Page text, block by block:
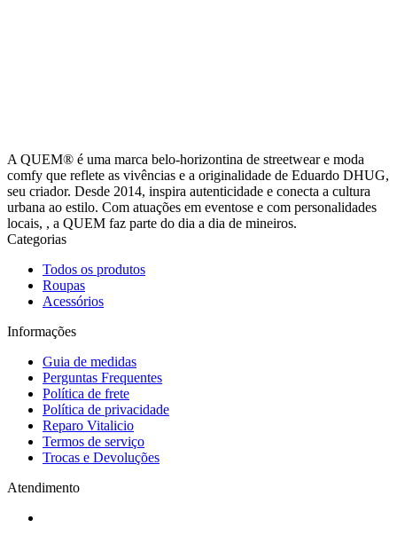
A QUEM® é uma marca belo-horizontina de streetwear e moda
comfy que reflete as vivências e a originalidade de Eduardo DHUG,
seu criador. Desde 2014, inspira autenticidade e conecta a cultura
urbana ao estilo. Com atuações em eventose e com personalidades
locais, , a QUEM faz parte do dia a dia de mineiros.
Categorias
Todos os produtos
Roupas
Acessórios
Informações
Guia de medidas
Perguntas Frequentes
Política de frete
Política de privacidade
Reparo Vitalicio
Termos de serviço
Trocas e Devoluções
Atendimento